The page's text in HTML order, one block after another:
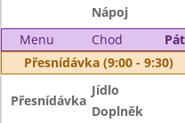
Nápoj
Menu
Chod
Přesnídávka (9:00 - 9:30)
Přesnídávka
Jídlo
Doplněk